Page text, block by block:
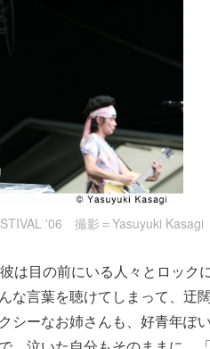
'06 撮影＝Yasuyuki Kasagi
目の前にいる人々とロック
な言葉を聴けてしまって、迂
ーなお姉さんも、好青年ぽい